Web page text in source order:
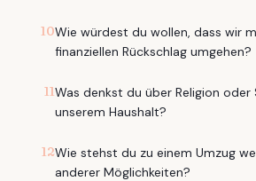
10Wie würdest du wollen, dass wir
finanziellen Rückschlag umgehen?
11Was denkst du über Religion
unserem Haushalt?
12Wie stehst du zu einem Umzug
anderer Möglichkeiten?